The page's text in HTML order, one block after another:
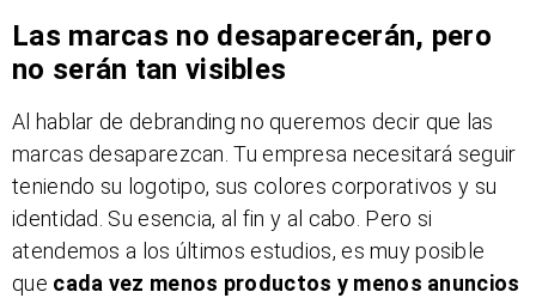
Las marcas no desaparecerán, pero
no serán tan visibles
Al hablar de debranding no queremos decir que las
marcas desaparezcan. Tu empresa necesitará seguir
teniendo su logotipo, sus colores corporativos y su
identidad. Su esencia, al fin y al cabo. Pero si
atendemos a los últimos estudios, es muy posible
que cada vez menos productos y menos anuncios